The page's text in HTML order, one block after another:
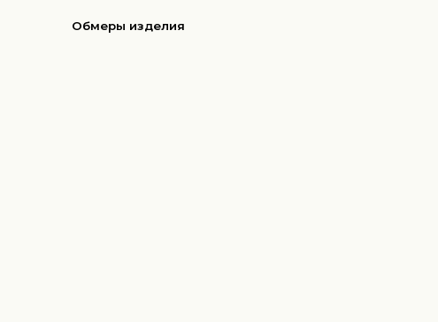
Обмеры изделия